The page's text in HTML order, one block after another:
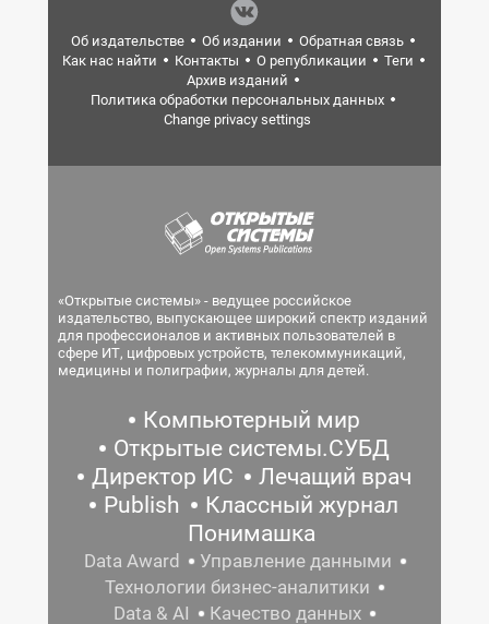
Об издательстве Об издании
Обратная связь
Как нас найти
Контакты О републикации
Теги
Архив изданий
Политика обработки персональных данных
Change privacy settings
«Открытые системы» - ведущее российское
издательство, выпускающее широкий спектр изданий
для профессионалов и активных пользователей в
сфере ИТ, цифровых устройств, телекоммуникаций,
медицины и полиграфии, журналы для детей.
Компьютерный мир
Открытые системы.СУБД
Директор ИС
Лечащий врач
Publish
Классный журнал
Понимашка
Data Award
Управление данными
Технологии бизнес-аналитики
Data & AI
Качество данных